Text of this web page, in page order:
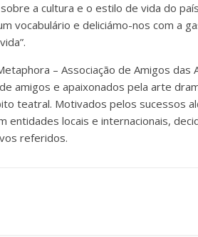
a cultura e o estilo de vida do
vocabulário e deliciámo-nos com a
– Associação de Amigos das
amigos e apaixonados pela arte
teatral. Motivados pelos sucessos
entidades locais e internacionais,
referidos.